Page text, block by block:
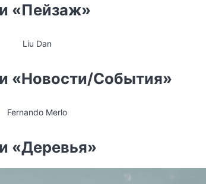
«Пейзаж»
Liu Dan
«Новости/События»
Fernando Merlo
«Деревья»